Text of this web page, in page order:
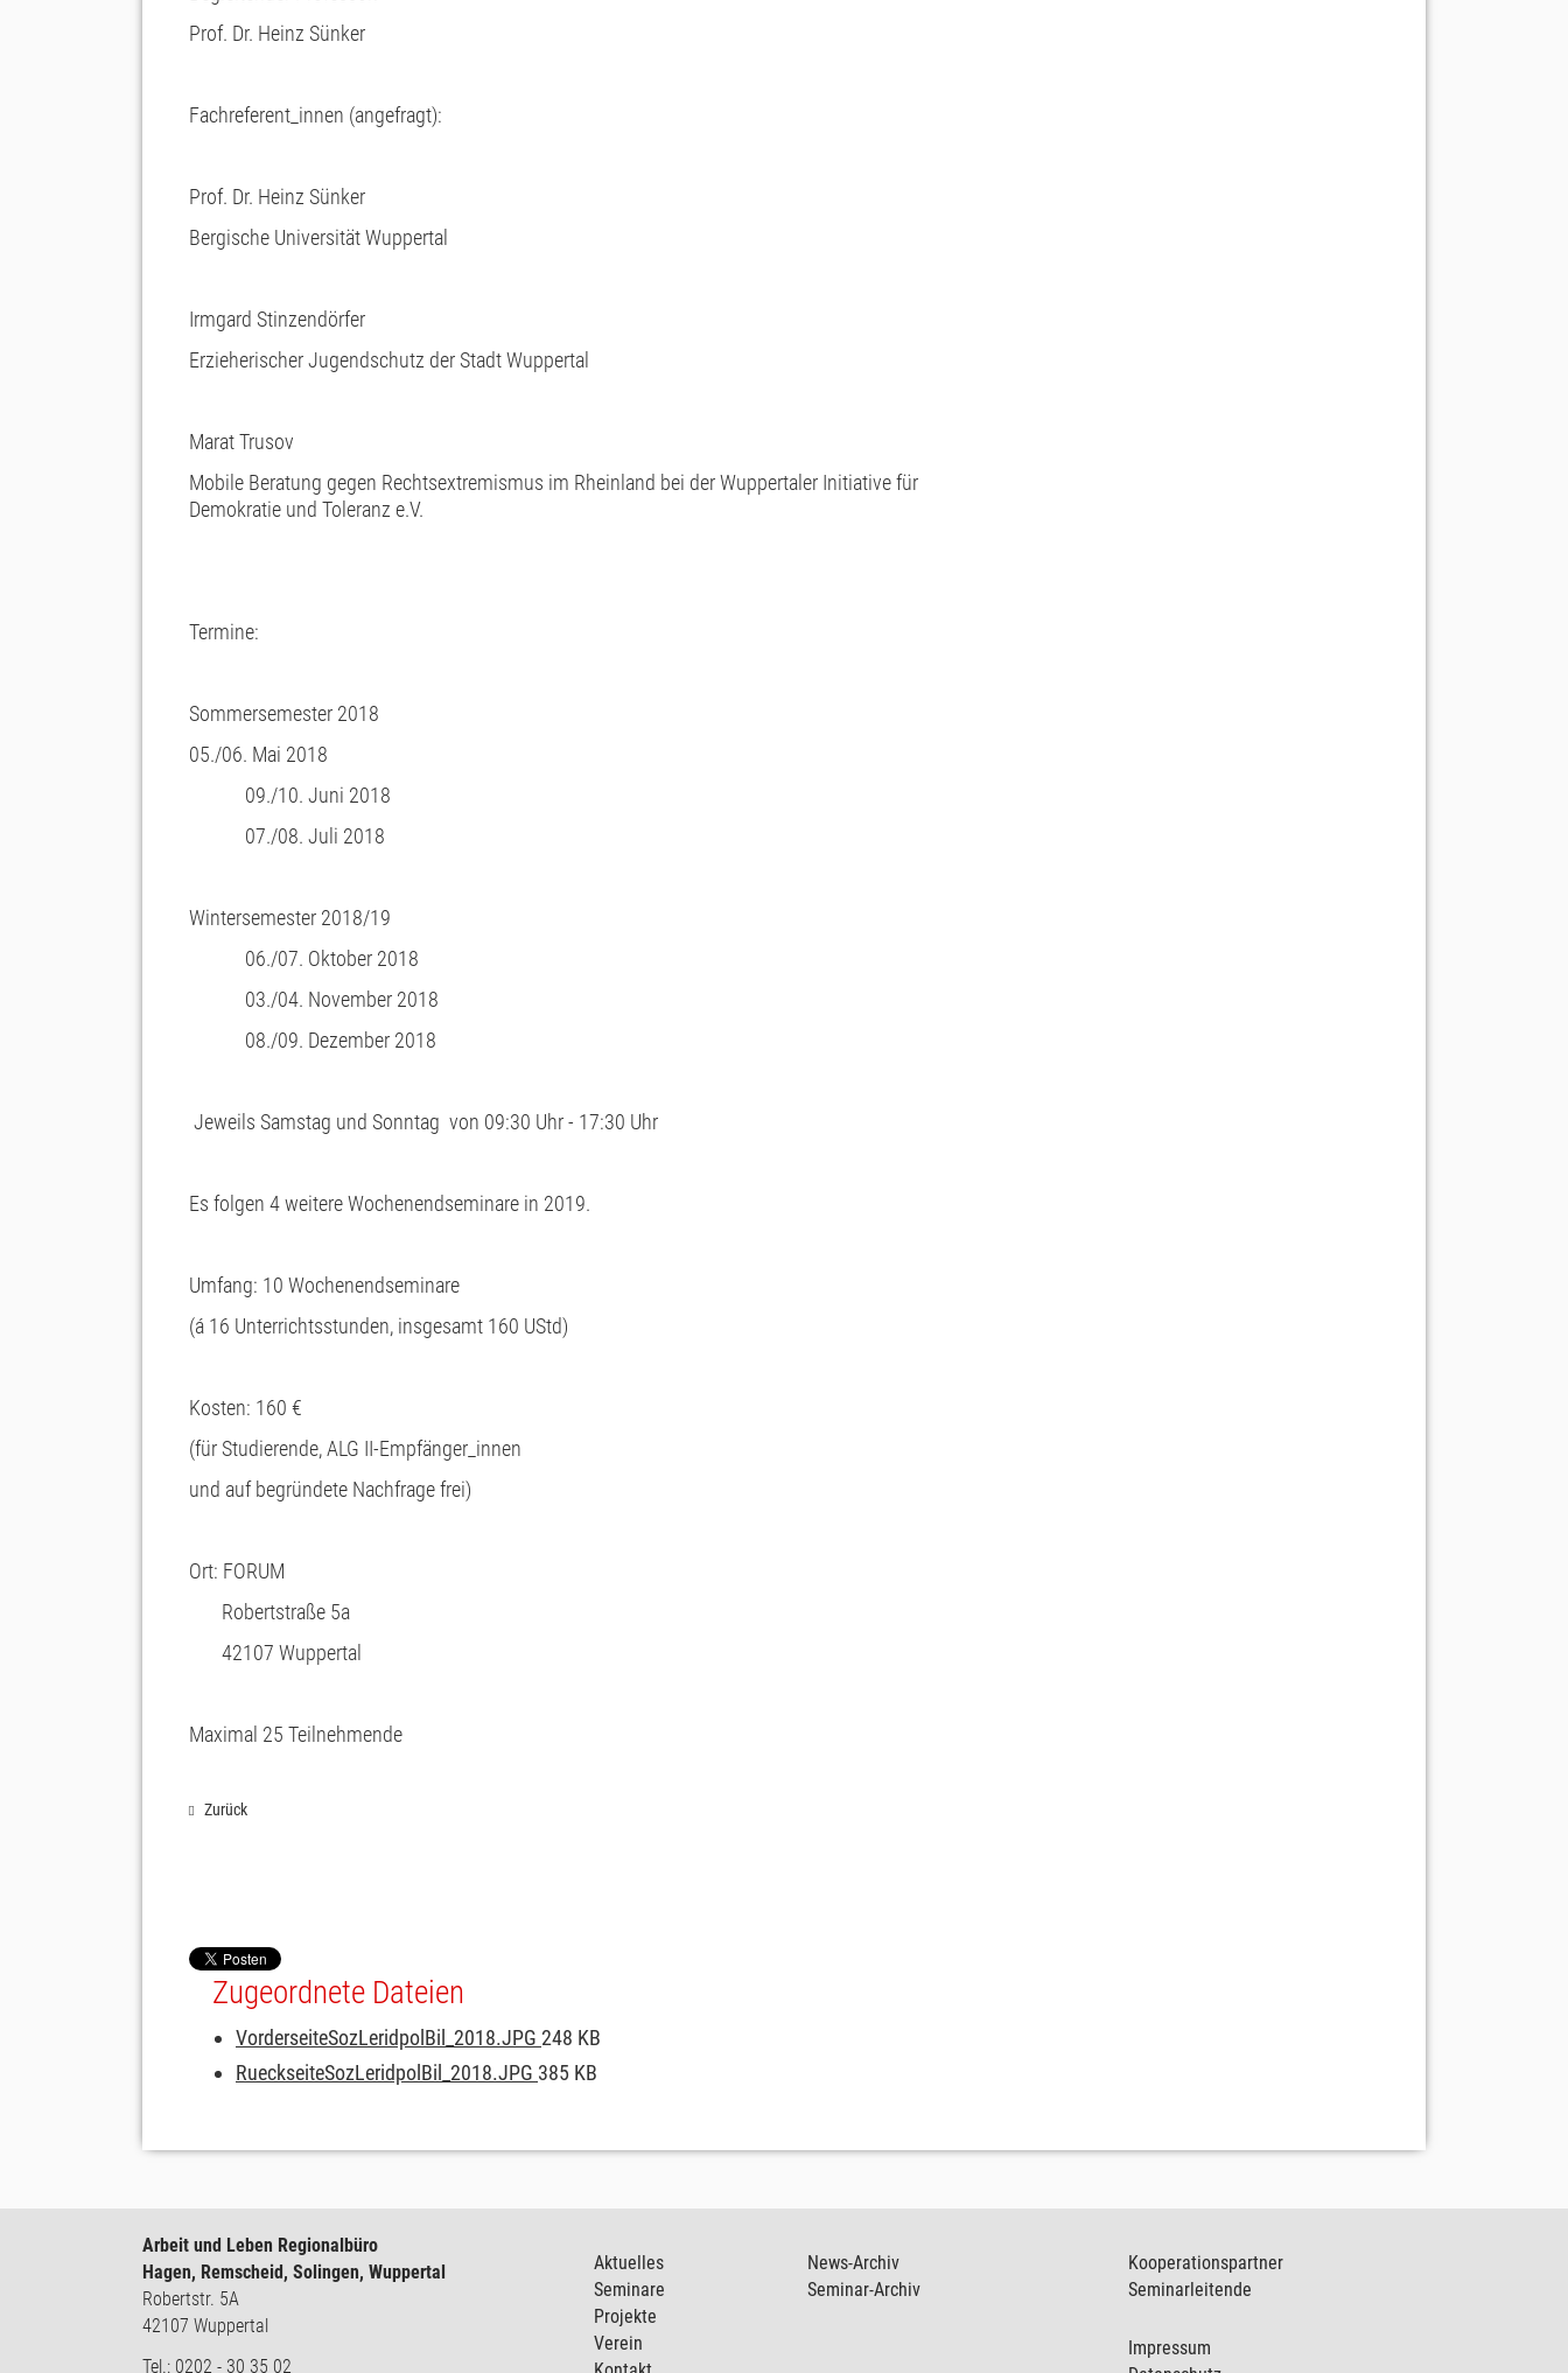
Prof. Dr. Heinz Sünker
Fachreferent_innen (angefragt):
Prof. Dr. Heinz Sünker
Bergische Universität Wuppertal
Irmgard Stinzendörfer
Erzieherischer Jugendschutz der Stadt Wuppertal
Marat Trusov
Mobile Beratung gegen Rechtsextremismus im Rheinland bei der Wuppertaler Initiative für
Demokratie und Toleranz e.V.
Termine:
Sommersemester 2018
05./06. Mai 2018
09./10. Juni 2018
07./08. Juli 2018
Wintersemester 2018/19
06./07. Oktober 2018
03./04. November 2018
08./09. Dezember 2018
Jeweils Samstag und Sonntag von 09:30 Uhr - 17:30 Uhr
Es folgen 4 weitere Wochenendseminare in 2019.
Umfang: 10 Wochenendseminare
(á 16 Unterrichtsstunden, insgesamt 160 UStd)
Kosten: 160 €
(für Studierende, ALG II-Empfänger_innen
und auf begründete Nachfrage frei)
Ort: FORUM
Robertstraße 5a
42107 Wuppertal
Maximal 25 Teilnehmende
Zurück
Zugeordnete Dateien
VorderseiteSozLeridpolBil_2018.JPG 248 KB
RueckseiteSozLeridpolBil_2018.JPG 385 KB
Arbeit und Leben Regionalbüro
Hagen, Remscheid, Solingen, Wuppertal
Robertstr. 5A
42107 Wuppertal
Tel.: 0202 - 30 35 02
Aktuelles
Seminare
Projekte
Verein
News-Archiv
Seminar-Archiv
Kooperationspartner
Seminarleitende
Impressum